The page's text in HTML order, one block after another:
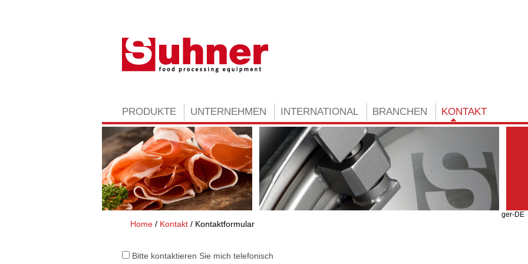
PRODUKTE UNTERNEHMEN INTERNATIONAL BRANCHEN KONTAKT
Home Kontakt Kontaktformular
Bitte kontaktieren Sie mich telefonisch
ger-DE